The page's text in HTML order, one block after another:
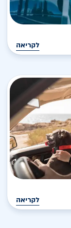
לקריאה
לקריאה